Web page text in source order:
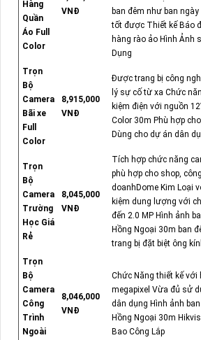
Hàng
Quần
Áo Full
Color
VNĐ
ban đêm như ban
tốt được Thiết kế Báo
hàng rào ảo Hình Ảnh
Dụng
Trọn
Bộ
Camera
Bãi xe
Full
Color
8,915,000
VNĐ
Được trang bị công
lý sự cố từ xa Chức
kiệm điện với nguồn
Color 30m Phù hợp
Dùng cho dự án dân
Trọn
Bộ
Camera
Trường
Học Giá
Rẻ
8,045,000
VNĐ
Tích hợp chức năng
phù hợp cho shop,
doanhDome Kim Loại
kiệm dung lượng với
đến 2.0 MP Hình ảnh
Hồng Ngoại 30m ban
trang bị đặt biệt ông
Trọn
Bộ
Camera
Công
Trình
Ngoài
8,046,000
VNĐ
Chức Năng thiết kế với
megapixel Vừa đủ sử
dân dụng Hình ảnh
Hồng Ngoại 30m
Bao Công Lắp